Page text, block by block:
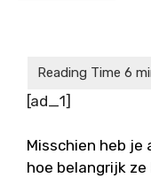
[ad_1]
Misschien heb je
hoe belangrijk